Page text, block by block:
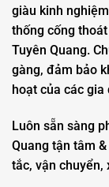
giàu kinh
thống cống
Tuyên Quang.
gàng, đảm bảo
hoạt của các
Luôn sẵn sàng
Quang tận tâm
tắc, vận